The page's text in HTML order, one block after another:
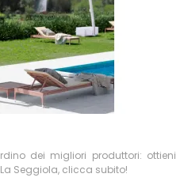
dei migliori produttori: ottieni
Seggiola, clicca subito!